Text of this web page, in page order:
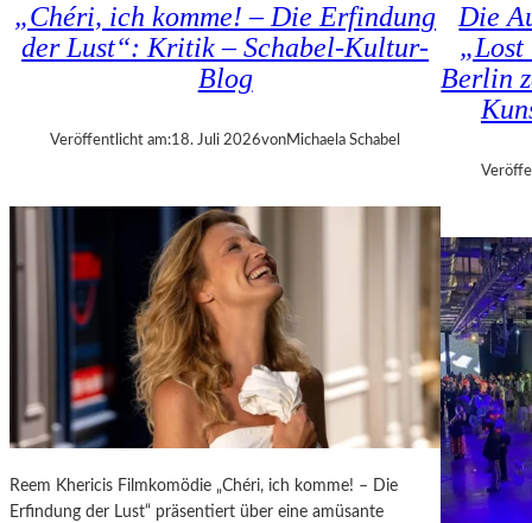
D
–
K
Ü
S
E
R
,
T
E
R
M
I
N
E
U
H
M
A
R
T
A
E
R
S
„
E
R
S
T
E
L
E
„Chéri, ich komme! – Die Erfindung
der Lust“: Kritik – Schabel-Kultur-
Blog
Veröffentlicht am:18. Juli 2026vonMichaela Schabel
Reem Khericis Filmkomödie „Chéri, ich komme! – Die
Erfindung der Lust“ präsentiert über eine amüsante
Die
Berlin